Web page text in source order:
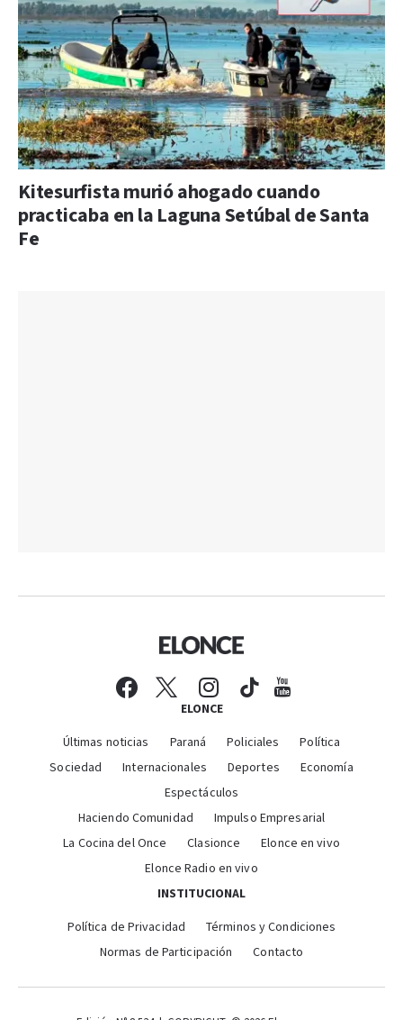
Kitesurfista murió ahogado cuando
practicaba en la Laguna Setúbal de Santa
Fe
ELONCE
Últimas noticias Paraná Policiales
Política
Sociedad
Internacionales Deportes
Economía
Espectáculos
Haciendo Comunidad
Impulso Empresarial
La Cocina del Once
Clasionce
Elonce en vivo
Elonce Radio en vivo
INSTITUCIONAL
Política de Privacidad
Términos y Condiciones
Normas de Participación
Contacto